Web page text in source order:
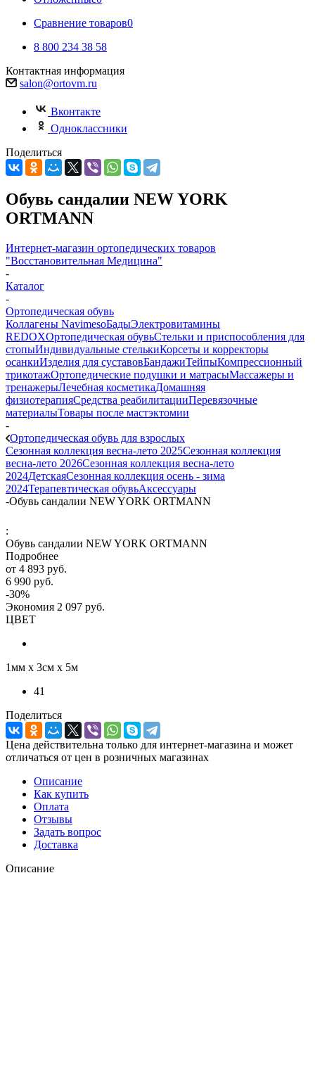
Сравнение товаров0
8 800 234 38 58
Контактная информация
salon@ortovm.ru
Вконтакте
Одноклассники
Поделиться
Обувь сандалии NEW YORK
ORTMANN
Интернет-магазин ортопедических товаров
"Восстановительная Медицина"
-
Каталог
-
Ортопедическая обувь
Коллагены NavimesoБадыЭлектровитамины
REDOXОртопедическая обувьСтельки и приспособления для
стопыИндивидуальные стелькиКорсеты и корректоры
осанкиИзделия для суставовБандажиТейпыКомпрессионный
трикотажОртопедические подушки и матрасыМассажеры и
тренажерыЛечебная косметикаДомашняя
физиотерапияСредства реабилитацииПеревязочные
материалыТовары после мастэктомии
-
Ортопедическая обувь для взрослых
Сезонная коллекция весна-лето 2025Сезонная коллекция
весна-лето 2026Сезонная коллекция весна-лето
2024ДетскаяСезонная коллекция осень - зима
2024Терапевтическая обувьАксессуары
-Обувь сандалии NEW YORK ORTMANN
:
Обувь сандалии NEW YORK ORTMANN
Подробнее
от 4 893 руб.
6 990 руб.
-30%
Экономия 2 097 руб.
ЦВЕТ
1мм х 3см х 5м
41
Поделиться
Цена действительна только для интернет-магазина и может
отличаться от цен в розничных магазинах
Описание
Как купить
Оплата
Отзывы
Задать вопрос
Доставка
Описание